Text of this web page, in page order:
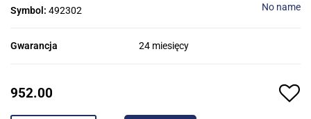
Symbol: 492302 No name
Gwarancja 24 miesięcy
952.00